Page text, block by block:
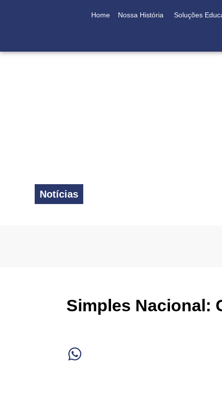
Home Nossa História Soluções
Notícias
Simples Nacional: